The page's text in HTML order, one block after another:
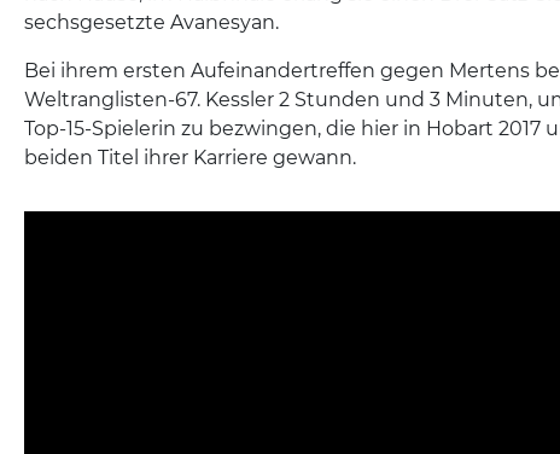
sechsgesetzte Avanesyan.
Bei ihrem ersten Aufeinandertreffen gegen Mertens
Weltranglisten-67. Kessler 2 Stunden und 3 Minuten,
Top-15-Spielerin zu bezwingen, die hier in Hobart 2017
beiden Titel ihrer Karriere gewann.